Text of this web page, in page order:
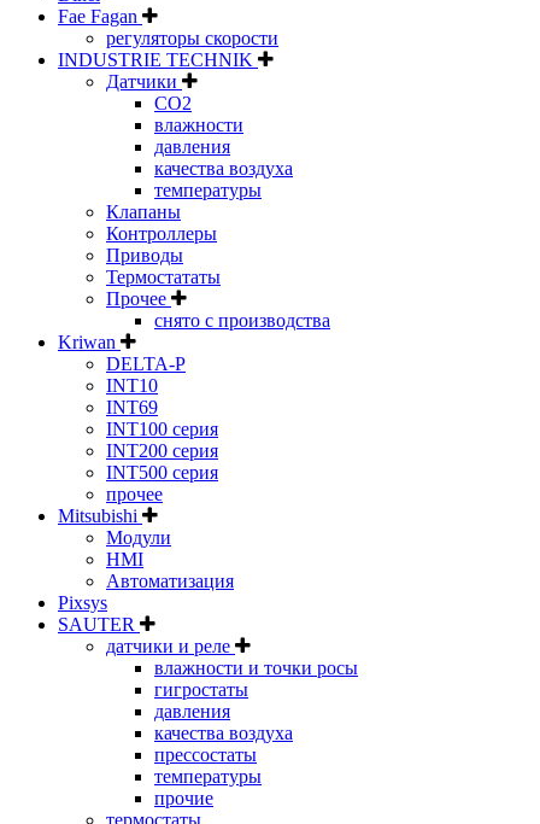
Fae Fagan
регуляторы скорости
INDUSTRIE TECHNIK
Датчики
CO2
влажности
давления
качества воздуха
температуры
Клапаны
Контроллеры
Приводы
Термостататы
Прочее
снято с производства
Kriwan
DELTA-P
INT10
INT69
INT100 серия
INT200 серия
INT500 серия
прочее
Mitsubishi
Модули
HMI
Автоматизация
Pixsys
SAUTER
датчики и реле
влажности и точки росы
гигростаты
давления
качества воздуха
прессостаты
температуры
прочие
термостаты